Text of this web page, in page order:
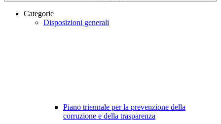
Categorie
Disposizioni generali
Piano triennale per la prevenzione della
corruzione e della trasparenza